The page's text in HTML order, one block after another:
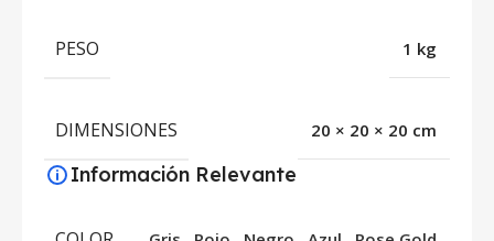
PESO 1 kg
DIMENSIONES 20 × 20 × 20 cm
Información Relevante